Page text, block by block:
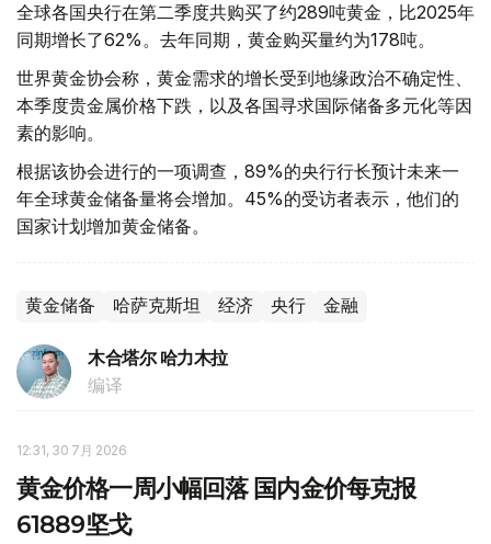
全球各国央行在第二季度共购买了约289吨黄金，比2025年
同期增长了62%。去年同期，黄金购买量约为178吨。
世界黄金协会称，黄金需求的增长受到地缘政治不确定性、
本季度贵金属价格下跌，以及各国寻求国际储备多元化等因
素的影响。
根据该协会进行的一项调查，89%的央行行长预计未来一
年全球黄金储备量将会增加。45%的受访者表示，他们的
国家计划增加黄金储备。
黄金储备 哈萨克斯坦 经济 央行 金融
木合塔尔 哈力木拉
编译
12:31, 30 7月 2026
黄金价格一周小幅回落 国内金价每克报
61889坚戈